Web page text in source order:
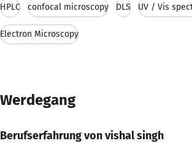
HPLC confocal microscopy DLS UV / Vis
Electron Microscopy
Werdegang
Berufserfahrung von vishal singh